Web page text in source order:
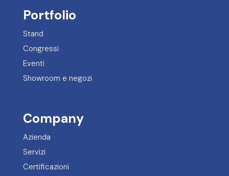
Portfolio
Stand
Congressi
Eventi
Showroom e negozi
Company
Azienda
Servizi
Certificazioni